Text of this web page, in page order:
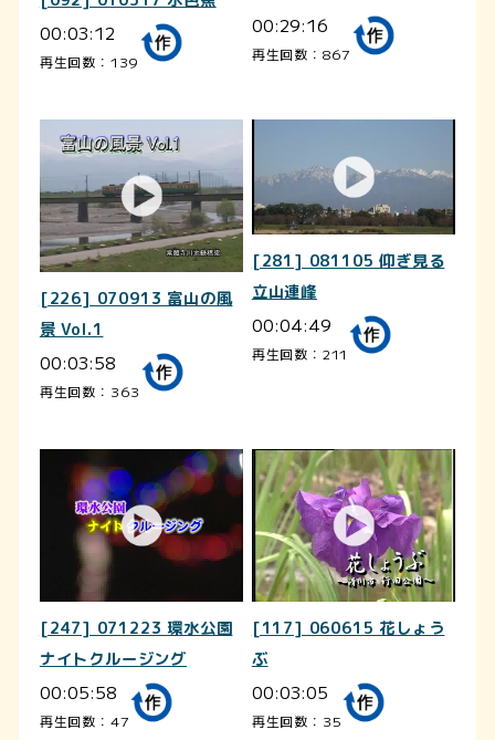
00:03:12
再生回数：139
00:29:16
再生回数：867
[226] 070913 富山の風
景 Vol.1
00:03:58
再生回数：363
[281] 081105 仰ぎ見る
立山連峰
00:04:49
再生回数：211
[247] 071223 環水公園
ナイトクルージング
00:05:58
再生回数：47
[117] 060615 花しょう
ぶ
00:03:05
再生回数：35